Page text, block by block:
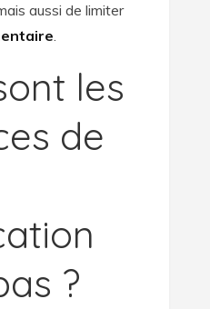
aussi de limiter
.
les
de
?